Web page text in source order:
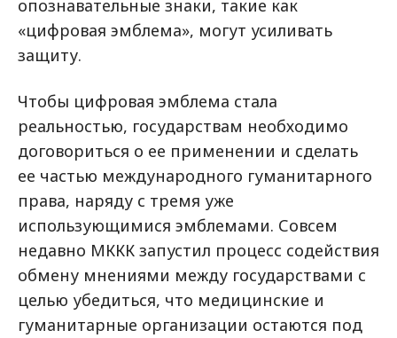
опознавательные знаки, такие как
«цифровая эмблема», могут усиливать
защиту.
Чтобы цифровая эмблема стала
реальностью, государствам необходимо
договориться о ее применении и сделать
ее частью международного гуманитарного
права, наряду с тремя уже
использующимися эмблемами. Совсем
недавно МККК запустил процесс содействия
обмену мнениями между государствами с
целью убедиться, что медицинские и
гуманитарные организации остаются под